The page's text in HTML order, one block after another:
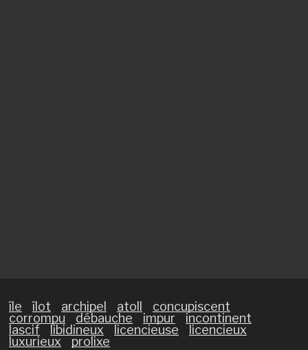
île îlot archipel atoll
concupiscent
corrompu
débauche impur
incontinent
lascif
libidineux licencieuse
licencieux
luxurieux
prolixe